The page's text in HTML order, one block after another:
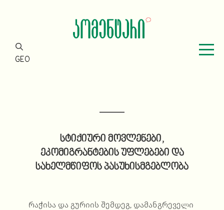
GEO
სტიქიური მოვლენები,
ეკომიგრანტების უფლებები და
სახელმწიფოს პასუხისმგებლობა
რაჭისა და გურიის შემდეგ, დამანგრეველი